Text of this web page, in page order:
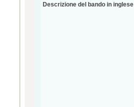
Descrizione del bando in inglese